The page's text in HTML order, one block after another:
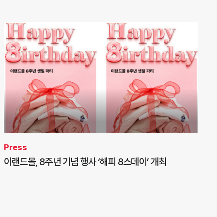
Press
이랜드몰, 8주년 기념 행사 ‘해피 8스데이’ 개최